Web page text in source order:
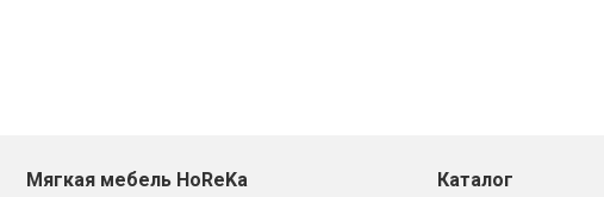
Мягкая мебель HoReKa Каталог